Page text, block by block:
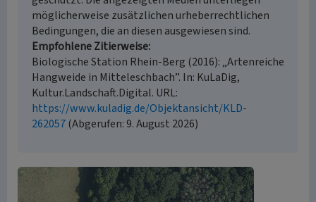
möglicherweise zusätzlichen urheberrechtlichen
Bedingungen, die an diesen ausgewiesen sind.
Empfohlene Zitierweise
Biologische Station Rhein-Berg (2016): „Artenreiche
Hangweide in Mitteleschbach”. In: KuLaDig,
Kultur.Landschaft.Digital. URL:
https://www.kuladig.de/Objektansicht/KLD-
262057(Abgerufen: 9. August 2026)